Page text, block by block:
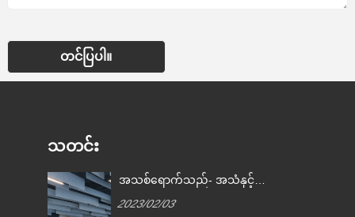
တင်ပြပါ။
သတင်း
အသစ်ရောက်သည်- အသံနှင့်
တိမ်တိုက်များ
2023/02/03